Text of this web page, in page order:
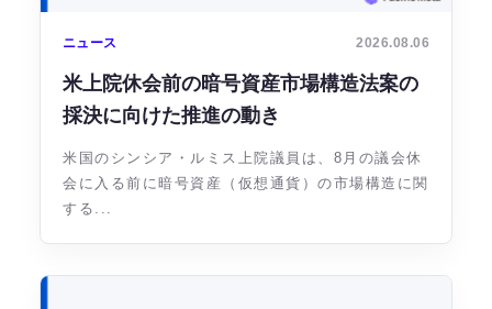
ニュース 2026.08.06
米上院休会前の暗号資産市場構造法案の
採決に向けた推進の動き
米国のシンシア・ルミス上院議員は、8月の議会休
会に入る前に暗号資産（仮想通貨）の市場構造に関
する...